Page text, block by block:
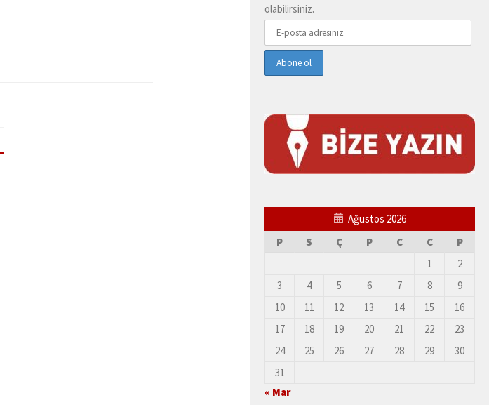
olabilirsiniz.
Ağustos 2026
P
S Ç P C C
P
1
2
3
4 5 6 7 8
9
10
11 12 13 14 15
16
17
18 19 20 21 22
23
24
25 26 27 28 29
30
31
« Mar